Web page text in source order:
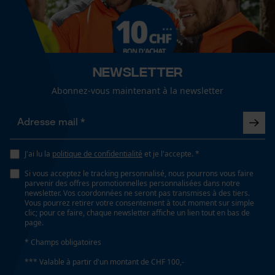
Largeur du sabot
étroit, normal, large
SB, SRC, HRO, HI, WRU, E, WR, CI, FO
Dimensions et taille
Hauteur du talon
Hauteur de la tige
cheville
Longueur de la tige
Newsletter
Abonnez-vous maintenant à la newsletter
J'ai lu la politique de confidentialité et je l'accepte. *
Si vous acceptez le tracking personnalisé, nous pourrons vous faire
parvenir des offres promotionnelles personnalisées dans notre
newsletter. Vos coordonnées ne seront pas transmises à des tiers.
Vous pourrez retirer votre consentement à tout moment sur simple
clic; pour ce faire, chaque newsletter affiche un lien tout en bas de
page.
* Champs obligatoires
*** Valable à partir d'un montant de CHF 100,-
Cookies de performance et de
fonctionnalité
Salutation personnelle
Géo-IP et détection des
utilisateurs
Vidéos YouTube
Google Maps